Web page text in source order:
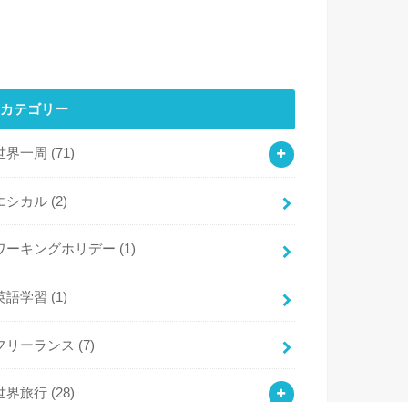
カテゴリー
界一周 (71)
シカル (2)
ーキングホリデー (1)
語学習 (1)
リーランス (7)
界旅行 (28)